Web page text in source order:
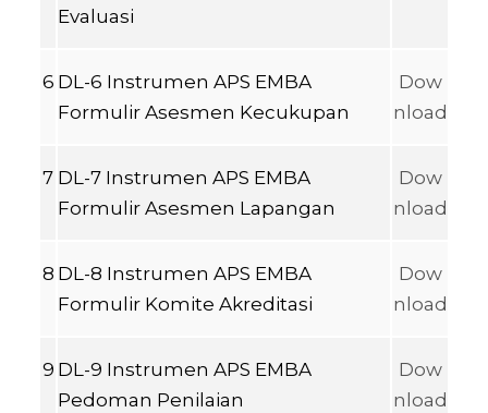
Evaluasi
6 DL-6 Instrumen APS EMBA
Formulir Asesmen Kecukupan
Dow
nload
7 DL-7 Instrumen APS EMBA
Formulir Asesmen Lapangan
Dow
nload
8 DL-8 Instrumen APS EMBA
Formulir Komite Akreditasi
Dow
nload
9 DL-9 Instrumen APS EMBA
Pedoman Penilaian
Dow
nload